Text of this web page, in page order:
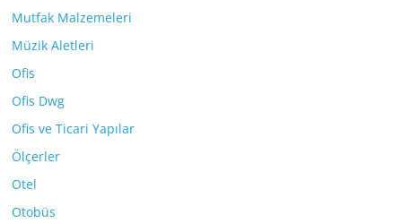
Mutfak Malzemeleri
Müzik Aletleri
Ofis
Ofis Dwg
Ofis ve Ticari Yapılar
Ölçerler
Otel
Otobüs